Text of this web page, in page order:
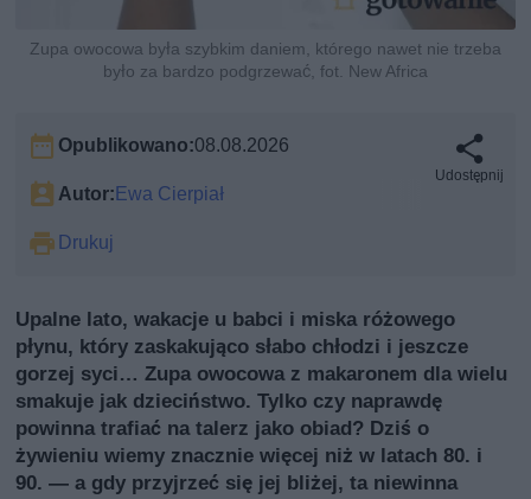
Zupa owocowa była szybkim daniem, którego nawet nie trzeba
było za bardzo podgrzewać, fot. New Africa
Opublikowano:08.08.2026
Autor:Ewa Cierpiał
Drukuj
Udostępnij
Upalne lato, wakacje u babci i miska różowego
płynu, który zaskakująco słabo chłodzi i jeszcze
gorzej syci… Zupa owocowa z makaronem dla wielu
smakuje jak dzieciństwo. Tylko czy naprawdę
powinna trafiać na talerz jako obiad? Dziś o
żywieniu wiemy znacznie więcej niż w latach 80. i
90. — a gdy przyjrzeć się jej bliżej, ta niewinna